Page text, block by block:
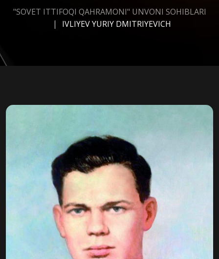
"SOVET ITTIFOQI QAHRAMONI" UNVONI SOHIBLARI
IVLIYEV YURIY DMITRIYEVICH